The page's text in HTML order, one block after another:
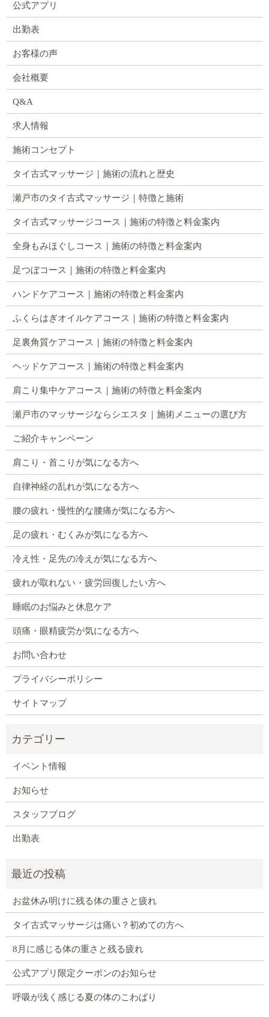
公式アプリ
出勤表
お客様の声
会社概要
Q&A
求人情報
施術コンセプト
タイ古式マッサージ｜施術の流れと歴史
瀬戸市のタイ古式マッサージ｜特徴と施術
タイ古式マッサージコース｜施術の特徴と料金案内
全身もみほぐしコース｜施術の特徴と料金案内
足つぼコース｜施術の特徴と料金案内
ハンドケアコース｜施術の特徴と料金案内
ふくらはぎオイルケアコース｜施術の特徴と料金案内
足裏角質ケアコース｜施術の特徴と料金案内
ヘッドケアコース｜施術の特徴と料金案内
肩こり集中ケアコース｜施術の特徴と料金案内
瀬戸市のマッサージならシエスタ｜施術メニューの選び方
ご紹介キャンペーン
肩こり・首こりが気になる方へ
自律神経の乱れが気になる方へ
腰の疲れ・慢性的な腰痛が気になる方へ
足の疲れ・むくみが気になる方へ
冷え性・足先の冷えが気になる方へ
疲れが取れない・疲労回復したい方へ
睡眠のお悩みと休息ケア
頭痛・眼精疲労が気になる方へ
お問い合わせ
プライバシーポリシー
サイトマップ
イベント情報
お知らせ
スタッフブログ
出勤表
お盆休み明けに残る体の重さと疲れ
タイ古式マッサージは痛い？初めての方へ
8月に感じる体の重さと残る疲れ
公式アプリ限定クーポンのお知らせ
呼吸が浅く感じる夏の体のこわばり